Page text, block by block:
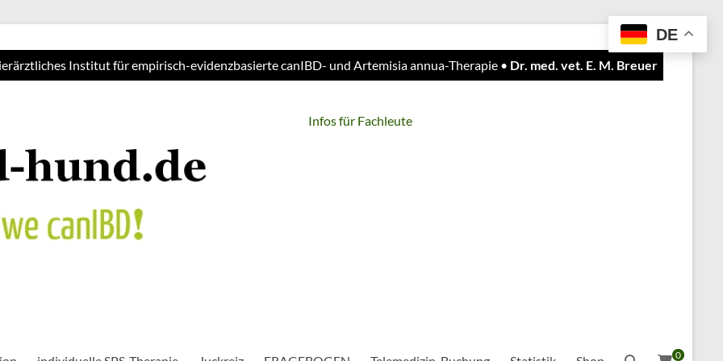
Institut für empirisch-evidenzbasierte canIBD- und Artemisia annua-Therapie • Dr. med. vet. E. M. Breuer
Infos für Fachleute
0
DE